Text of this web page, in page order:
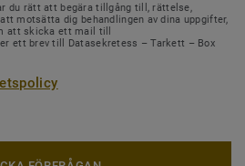
du rätt att begära tillgång till, rättelse,
motsätta dig behandlingen av dina uppgifter,
att skicka ett mail till
ett brev till Datasekretess – Tarkett – Box